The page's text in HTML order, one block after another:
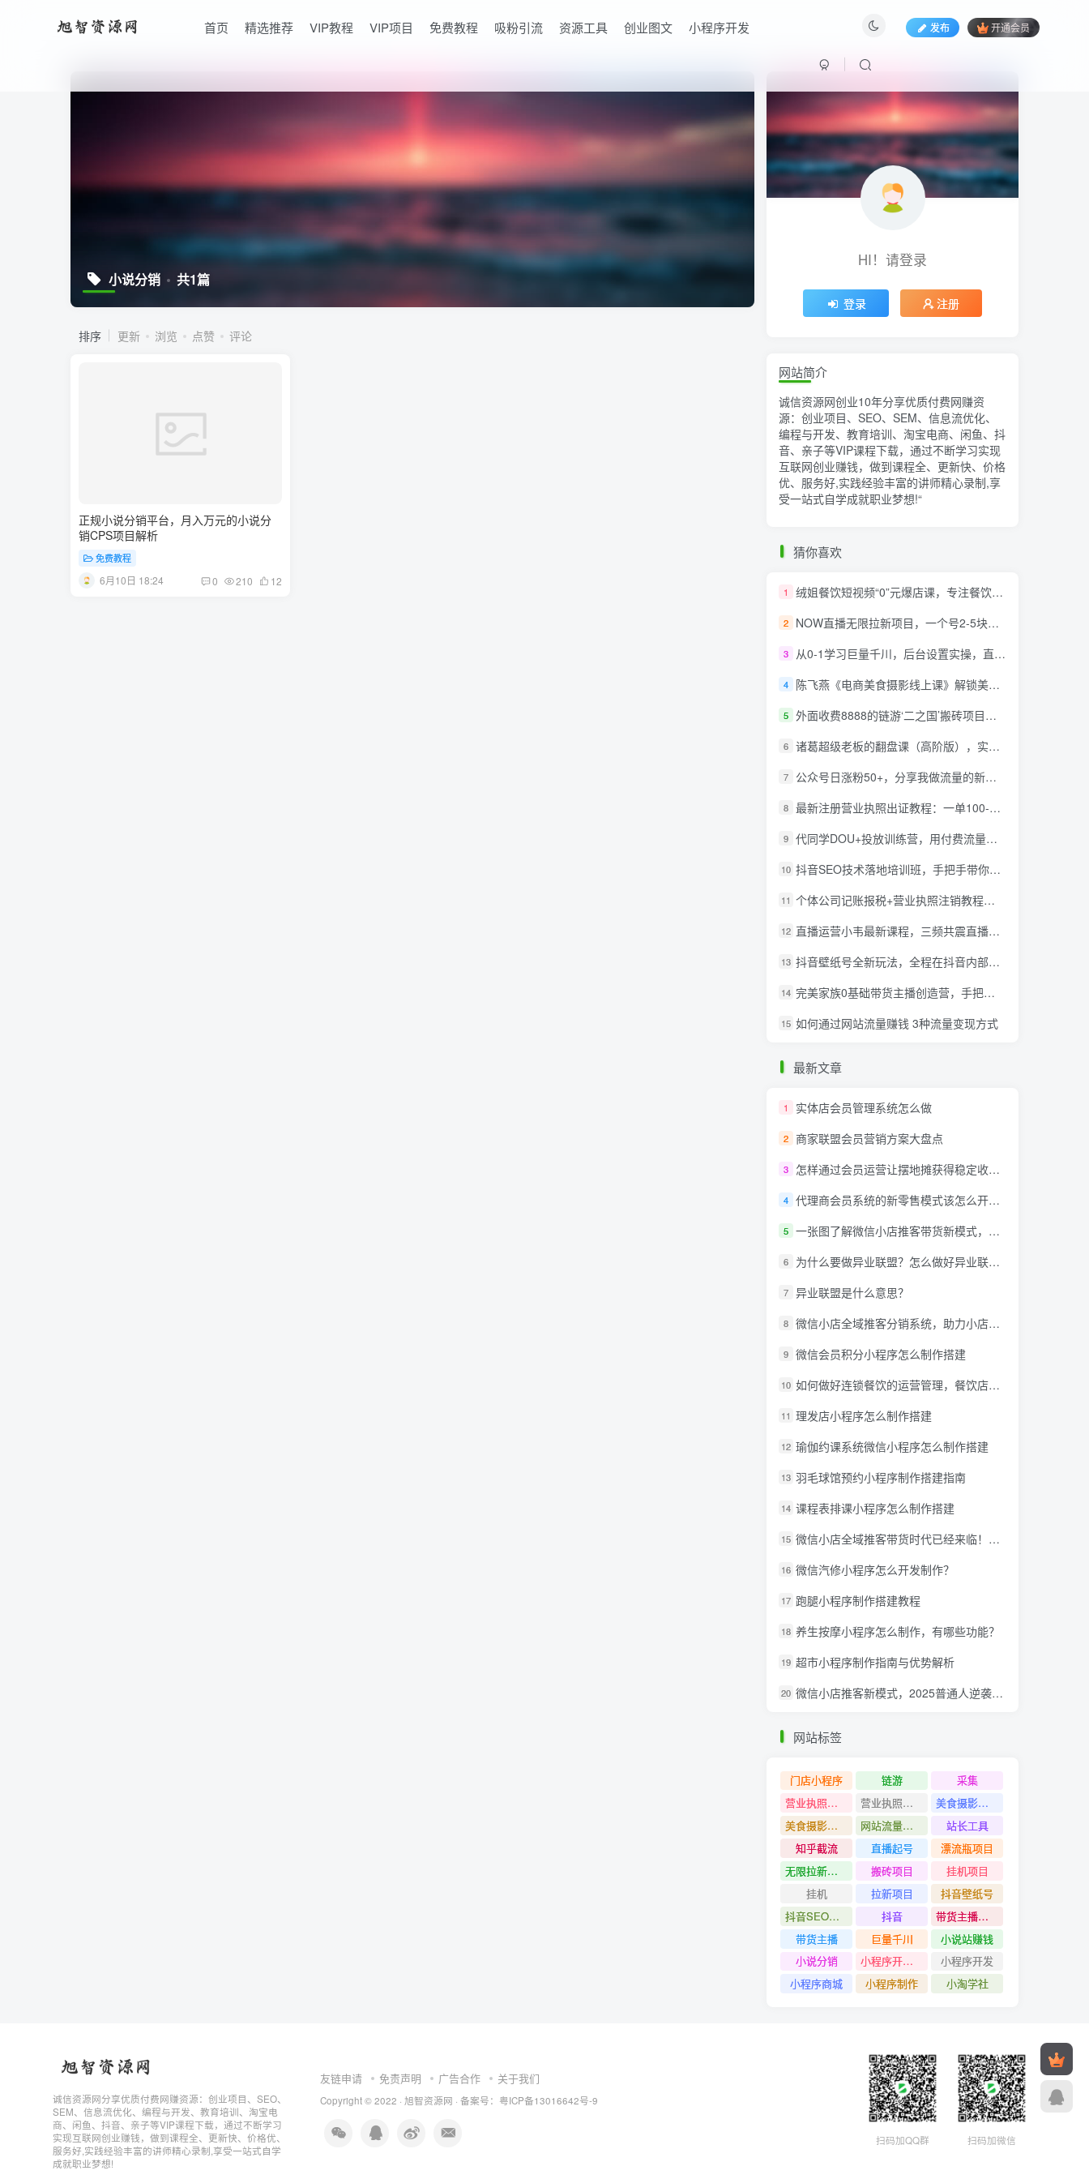
首页 精选推荐 VIP教程 VIP项目 免费教程 吸粉引流 资源工具 创业图文 小程序开发 发布 开通会员
小说分销 共1篇
排序 更新 浏览 点赞 评论
正规小说分销平台，月入万元的小说分
销CPS项目解析
免费教程
6月10日 18:24 0 210 12
HI！请登录
登录 注册
HI！请登录
登录 注册
网站简介
诚信资源网创业10年分享优质付费网赚资
源：创业项目、SEO、SEM、信息流优化、
编程与开发、教育培训、淘宝电商、闲鱼、抖
音、亲子等VIP课程下载，通过不断学习实现
互联网创业赚钱，做到课程全、更新快、价格
优、服务好,实践经验丰富的讲师精心录制,享
受一站式自学成就职业梦想!“
猜你喜欢
1 绒姐餐饮短视频“0”元爆店课，专注餐饮线上线下运营干货
2 NOW直播无限拉新项目，一个号2-5块钱，单号每天稳定50+
3 从0-1学习巨量千川，后台设置实操，直播带货篇，新手小白入门千川必听课
4 陈飞燕《电商美食摄影线上课》解锁美食摄影技巧+快速变现+工资or销量翻倍
5 外面收费8888的链游‘二之国’搬砖项目，20开日收益400+【详细操作教程】
6 诸葛超级老板的翻盘课（高阶版），实体老板的起号课，诸葛一到流量必爆
7 公众号日涨粉50+，分享我做流量的新渠道
8 最新注册营业执照出证教程：一单100-500，日赚300+无任何问题（全国通用）
9 代同学DOU+投放训练营，用付费流量撬动大额自然流量，过得超额变现转化
10 抖音SEO技术落地培训班，手‬把手带你做好音抖‬‬SEO
11 个体公司记账报税+营业执照注销教程：小白一看就会，某淘接业务一单搞几百
12 直播运营小韦最新课程，三频共震直播起号5.0版本更细致，玩法更新颖
13 抖音壁纸号全新玩法，全程在抖音内部即可直接变现
14 完美家族0基础带货主播创造营，​手把手教你从0~1做带货主播
15 如何通过网站流量赚钱 3种流量变现方式
最新文章
1 实体店会员管理系统怎么做
2 商家联盟会员营销方案大盘点
3 怎样通过会员运营让摆地摊获得稳定收入？
4 代理商会员系统的新零售模式该怎么开发呢？
5 一张图了解微信小店推客带货新模式，详解什么是推客带货？微信小店推客机构怎么玩？
6 为什么要做异业联盟？怎么做好异业联盟？
7 异业联盟是什么意思？
8 微信小店全域推客分销系统，助力小店商家达人创作者抢占万亿蓝海市场！
9 微信会员积分小程序怎么制作搭建
10 如何做好连锁餐饮的运营管理，餐饮店小程序需要什么功能?
11 理发店小程序怎么制作搭建
12 瑜伽约课系统微信小程序怎么制作搭建
13 羽毛球馆预约小程序制作搭建指南
14 课程表排课小程序怎么制作搭建
15 微信小店全域推客带货时代已经来临！微信推客分享系统助力抢夺红利！
16 微信汽修小程序怎么开发制作？
17 跑腿小程序制作搭建教程
18 养生按摩小程序怎么制作，有哪些功能？
19 超市小程序制作指南与优势解析
20 微信小店推客新模式，2025普通人逆袭的亿级财富新风口
网站标签
门店小程序 链游
采集
营业执照注销教程
营业执照出证教程
美食摄影课程
美食摄影教程
网站流量赚钱
站长工具
知乎截流
直播起号
漂流瓶项目
无限拉新项目
搬砖项目
挂机项目
挂机
拉新项目
抖音壁纸号
抖音SEO技术
抖音
带货主播创造营
带货主播
巨量千川
小说站赚钱
小说分销
小程序开发#小程序制作
小程序开发
小程序商城
小程序制作 小淘学社
诚信资源网分享优质付费网赚资源：创业项目、SEO、
SEM、信息流优化、编程与开发、教育培训、淘宝电
商、闲鱼、抖音、亲子等VIP课程下载，通过不断学习
实现互联网创业赚钱，做到课程全、更新快、价格优、
服务好,实践经验丰富的讲师精心录制,享受一站式自学
成就职业梦想!
友链申请 免责声明 广告合作 关于我们
Copyright © 2022 · 旭智资源网 · 备案号： 粤ICP备13016642号-9
扫码加QQ群 扫码加微信